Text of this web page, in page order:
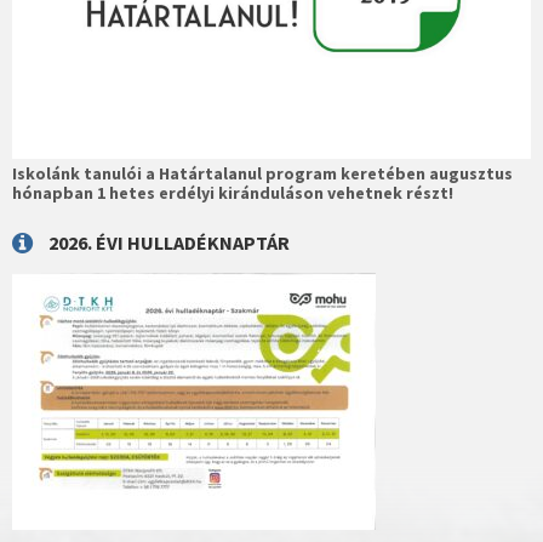
Iskolánk tanulói a Határtalanul program keretében augusztus
hónapban 1 hetes erdélyi kiránduláson vehetnek részt!
2026. ÉVI HULLADÉKNAPTÁR